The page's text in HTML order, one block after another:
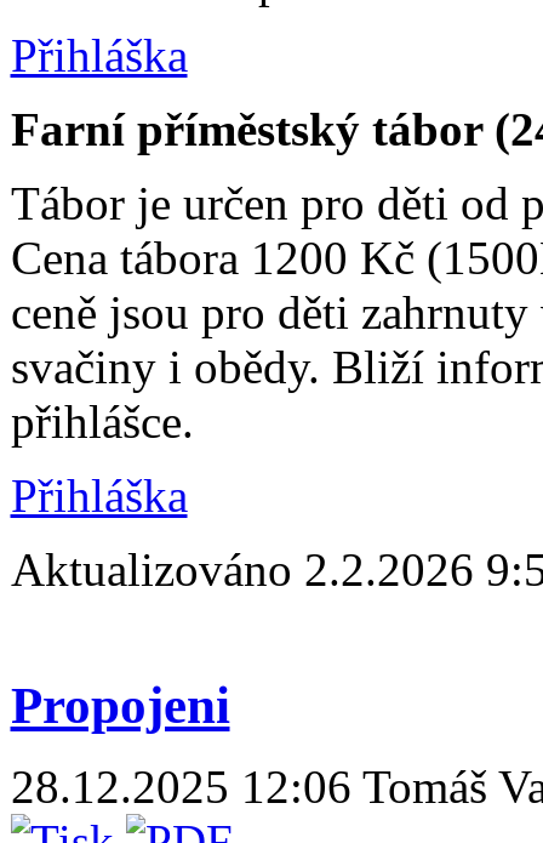
Přihláška
Farní příměstský tábor
Tábor je určen pro děti od
Cena tábora 1200 Kč
ceně jsou pro děti
svačiny i obědy. Bliží
přihlášce.
Přihláška
Aktualizováno 2.2.2026
Propojeni
28.12.2025 12:06 Tomáš